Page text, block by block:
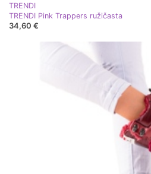
TRENDI
TRENDI Pink Trappers ružičasta
34,60 €